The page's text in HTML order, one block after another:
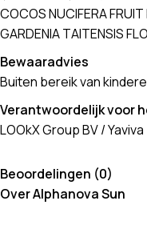
COCOS NUCIFERA
GARDENIA TAITENSIS
Bewaaradvies
Buiten bereik van
Verantwoordelijk voor
LOOkX Group BV / Yaviva
Beoordelingen (0)
Over Alphanova Sun